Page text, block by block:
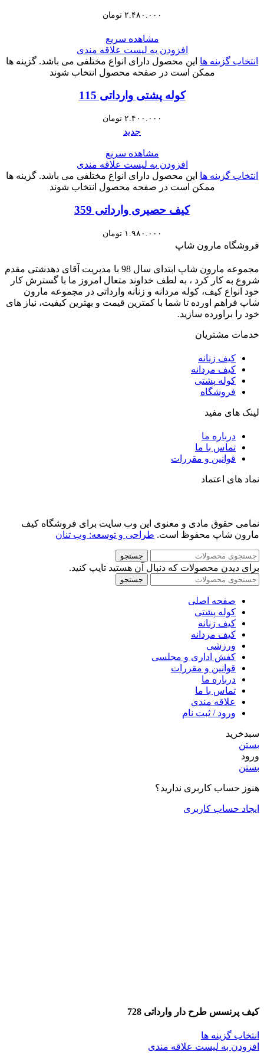
۲.۴۸۰.۰۰۰ تومان
مشاهده سریع
افزودن به لیست علاقه مندی
انتخاب گزینه ها این محصول دارای انواع مختلفی می باشد. گزینه ها
ممکن است در صفحه محصول انتخاب شوند
کوله پشتی وارداتی 115
۲.۴۰۰.۰۰۰ تومان
جدید
مشاهده سریع
افزودن به لیست علاقه مندی
انتخاب گزینه ها این محصول دارای انواع مختلفی می باشد. گزینه ها
ممکن است در صفحه محصول انتخاب شوند
کیف حصیری وارداتی 359
۱.۹۸۰.۰۰۰ تومان
فروشگاه مارون شاپ
مجموعه مارون شاپ ابتدای سال 98 با مدیریت آقای دهدشتی مقدم
شروع به کار کرد ، به لطف خداوند متعال امروز ما با گسترش کار
خود انواع کیف، کوله مردانه و زنانه وارداتی در مجموعه مارون
شاپ فراهم اورده تا شما با کمترین قیمت و بهترین کیفیت، نیاز های
خود را براورده سازید.
خدمات مشتریان
کیف زنانه
کیف مردانه
کوله پشتی
فروشگاه
لینک های مفید
درباره ما
تماس با ما
قوانین و مقررات
نماد های اعتماد
نمامی حقوق مادی و معنوی این وب سایت برای فروشگاه کیف
مارون شاپ محفوظ است. طراحی و توسعه: وب تنان
جستجو
برای دیدن محصولات که دنبال آن هستید تایپ کنید.
جستجو
صفحه اصلی
کوله پشتی
کیف زنانه
کیف مردانه
ورزشی
کفش اداری و مجلسی
قوانین و مقررات
درباره ما
تماس با ما
علاقه مندی
ورود / ثبت نام
سبدخرید
بستن
ورود
بستن
هنوز حساب کاربری ندارید؟
ایجاد حساب کاربری
کیف پرنسس طرح دار وارداتی 728
انتخاب گزینه ها
افزودن به لیست علاقه مندی